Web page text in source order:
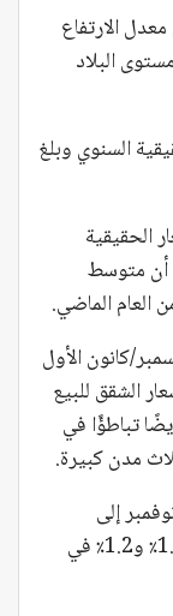
الارتفاع
إلى 0.2٪ على مستوى البلاد
السنوي وبلغ
الحقيقية
أن متوسط
العام الماضي.
كانون الأول
الشقق للبيع
يُلاحظ أيضًا تباطؤًا في
مدن كبيرة.
إلى
ديسمبر/كانون الأول 2023 في إسطنبول 1.6٪ و1.2٪ في